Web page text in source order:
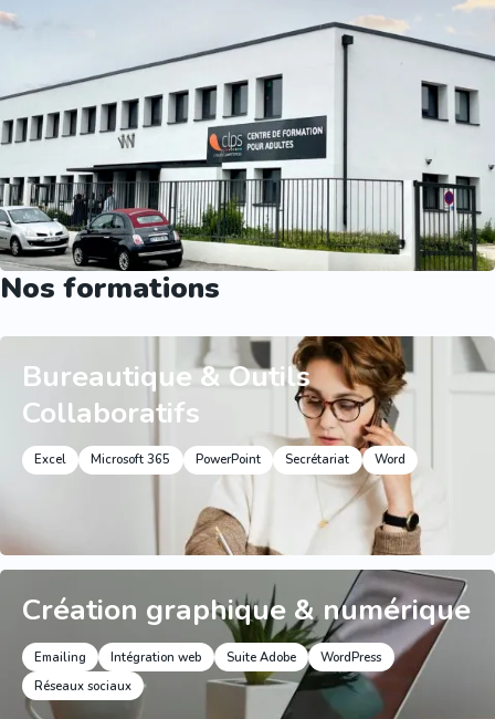
Nos formations
Bureautique & Outils
Collaboratifs
Excel Microsoft 365 PowerPoint Secrétariat Word
Création graphique & numérique
Emailing Intégration web Suite Adobe
WordPress
Réseaux sociaux